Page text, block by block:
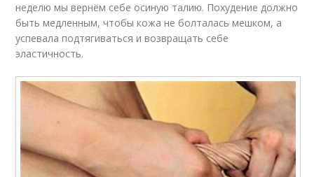
неделю мы вернём себе осиную талию. Похудение должно
быть медленным, чтобы кожа не болталась мешком, а
успевала подтягиваться и возвращать себе
эластичность.